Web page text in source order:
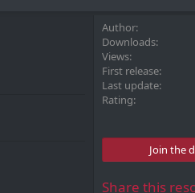
Author
Downloads
Views
First release
Last update
Rating
Join the
Share this